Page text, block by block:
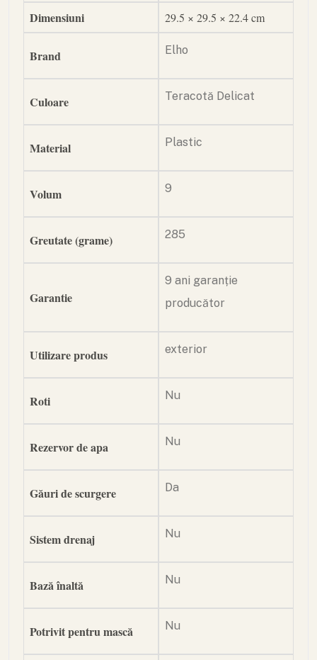
Dimensiuni 29.5 × 29.5 × 22.4 cm
Brand Elho
Culoare Teracotă Delicat
Material Plastic
Volum 9
Greutate (grame) 285
Garantie
9 ani garanție
producător
Utilizare produs exterior
Roti Nu
Rezervor de apa Nu
Găuri de scurgere Da
Sistem drenaj Nu
Bază înaltă Nu
Potrivit pentru mască Nu